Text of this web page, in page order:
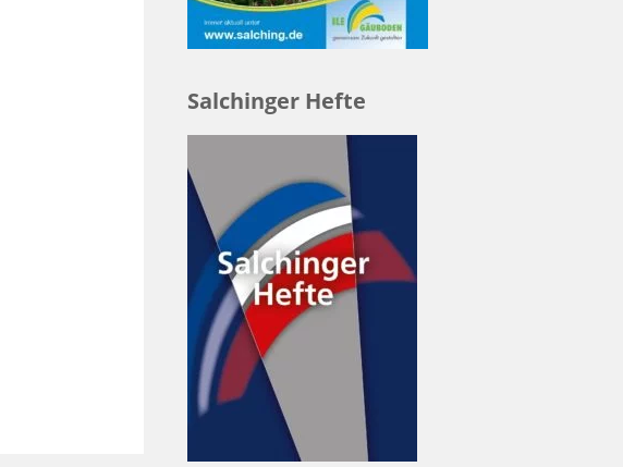
Salchinger Hefte